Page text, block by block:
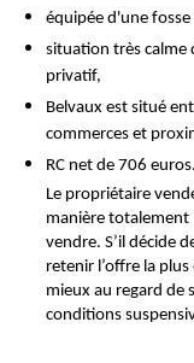
équipée d'une
situation très calme
privatif,
Belvaux est situé
commerces et
RC net de 706 euros.
Le propriétaire
manière totalement
vendre. S’il décide
retenir l’offre la
mieux au regard de
conditions